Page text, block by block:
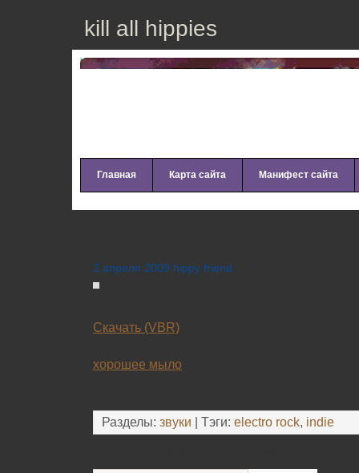
kill all hippies
Главная Карта сайта Манифест сайта
2 апреля 2009 hippy friend
Скачать (VBR)
хорошее мыло
Разделы: звуки | Тэги: electro rock, indie